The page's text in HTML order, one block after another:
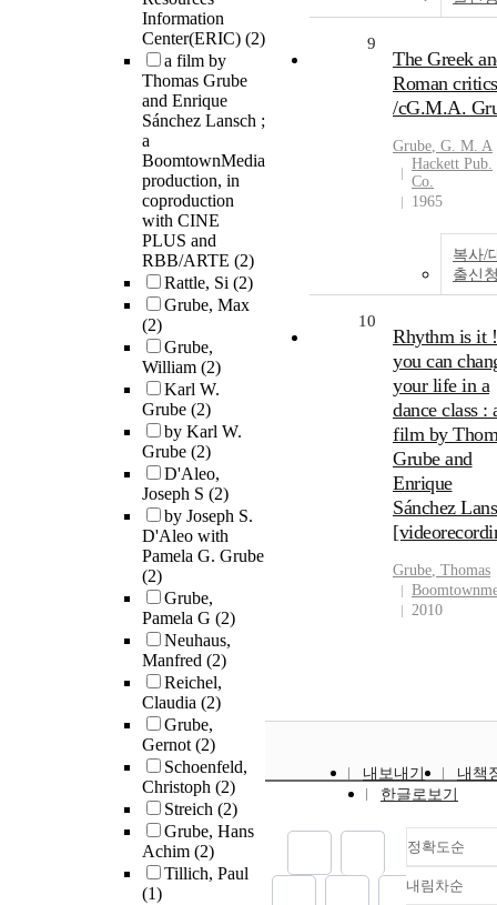
Information
Center(ERIC) (2)
a film by
Thomas Grube
and Enrique
Sánchez Lansch ;
a
BoomtownMedia
production, in
coproduction
with CINE
PLUS and
RBB/ARTE (2)
Rattle, Si (2)
Grube, Max
(2)
Grube,
William (2)
Karl W.
Grube (2)
by Karl W.
Grube (2)
D'Aleo,
Joseph S (2)
by Joseph S.
D'Aleo with
Pamela G. Grube
(2)
Grube,
Pamela G (2)
Neuhaus,
Manfred (2)
Reichel,
Claudia (2)
Grube,
Gernot(2)
Schoenfeld,
Christoph (2)
Streich (2)
Grube, Hans
Achim (2)
Tillich, Paul
(1)
9
The Greek
Roman critics
/cG.M.A.
Grube, G. M. A
Hackett Pub.
Co.
1965
복사/
출신
10
Rhythm is it
you can
your life in a
dance class :
film by
Grube and
Enrique
Sánchez
Grube, Thomas
2010
내보내기
내책
한글로보기
정확도순
정확
내림차순